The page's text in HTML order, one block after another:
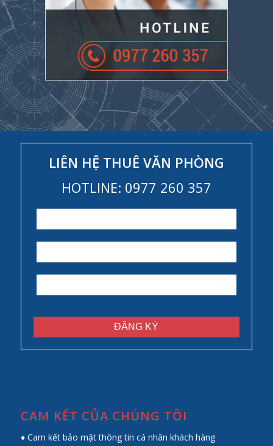
LIÊN HỆ THUÊ VĂN PHÒNG
HOTLINE: 0977 260 357
CAM KẾT CỦA CHÚNG TÔI
♦ Cam kết bảo mật thông tin cá nhân khách hàng